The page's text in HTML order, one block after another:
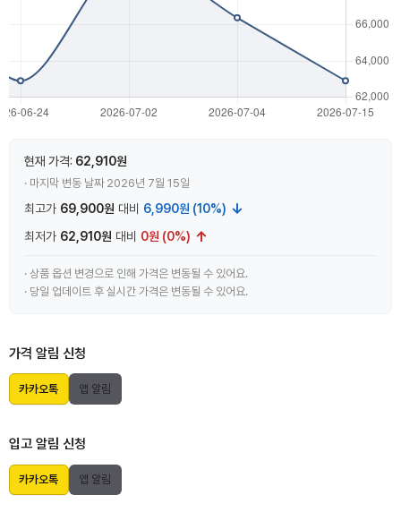
현재 가격: 62,910원
· 마지막 변동 날짜 2026년 7월 15일
최고가 69,900원 대비 6,990원 (10%) ↓
최저가 62,910원 대비 0원 (0%) ↑
· 상품 옵션 변경으로 인해 가격은 변동될 수 있어요.
· 당일 업데이트 후 실시간 가격은 변동될 수 있어요.
가격 알림 신청
카카오톡 앱 알림
입고 알림 신청
카카오톡 앱 알림